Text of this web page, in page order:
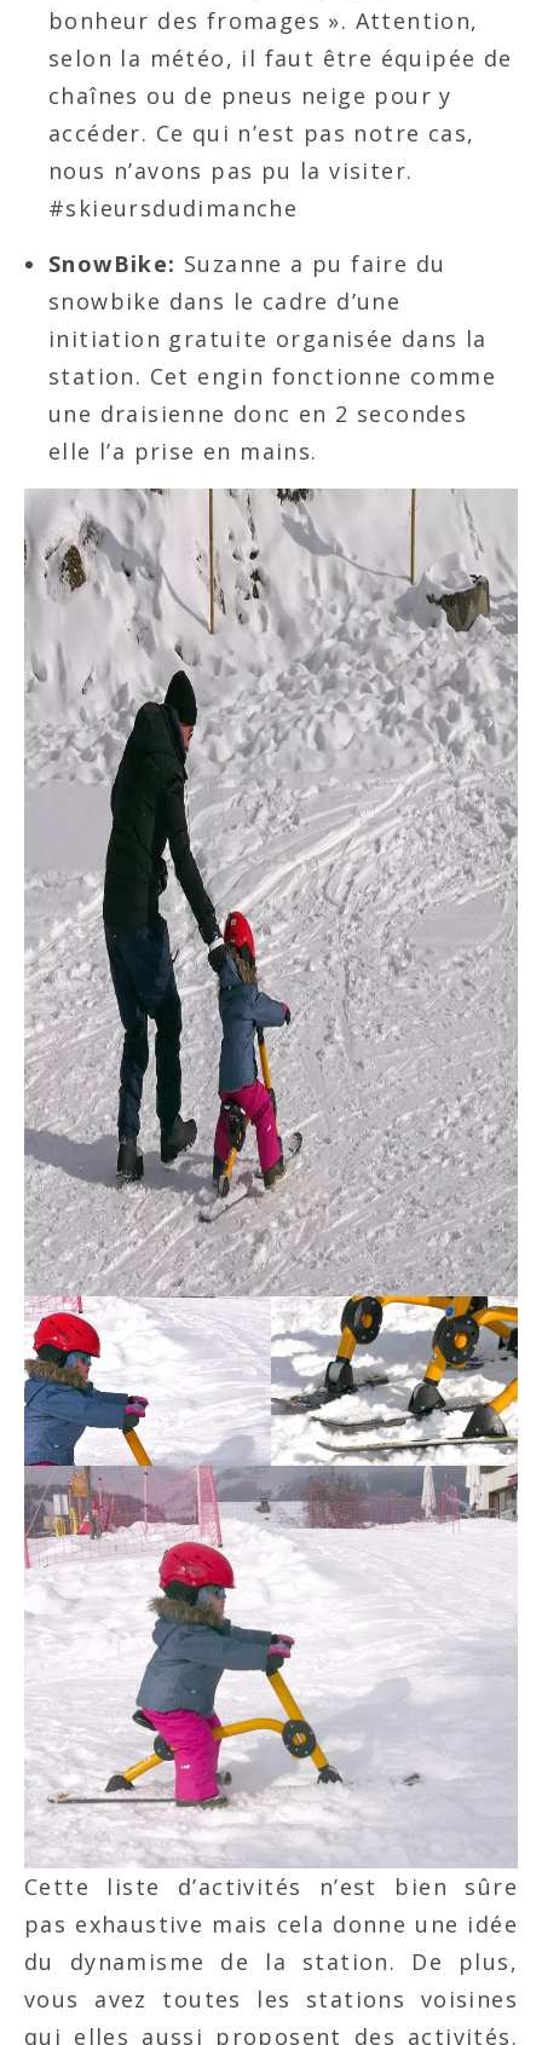
bonheur des fromages ». Attention,
selon la météo, il faut être équipée de
chaînes ou de pneus neige pour y
accéder. Ce qui n’est pas notre cas,
nous n’avons pas pu la visiter.
#skieursdudimanche
SnowBike: Suzanne a pu faire du
snowbike dans le cadre d’une
initiation gratuite organisée dans la
station. Cet engin fonctionne comme
une draisienne donc en 2 secondes
elle l’a prise en mains.
Cette liste d’activités n’est bien sûre
pas exhaustive mais cela donne une idée
du dynamisme de la station. De plus,
vous avez toutes les stations voisines
qui elles aussi proposent des activités.